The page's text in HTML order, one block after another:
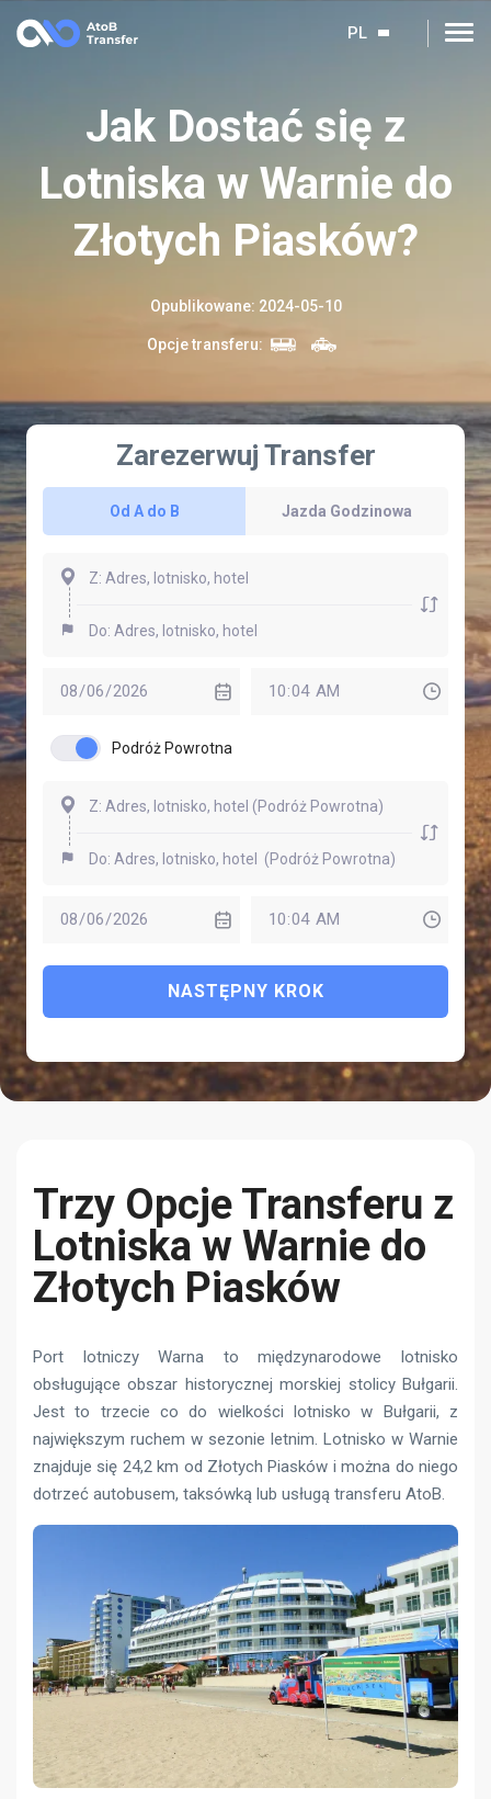
PL
Jak Dostać się z
Lotniska w Warnie do
Złotych Piasków?
Opublikowane: 2024-05-10
Opcje transferu:
Zarezerwuj Transfer
Od A do B Jazda Godzinowa
Podróż Powrotna
NASTĘPNY KROK
Trzy Opcje Transferu z
Lotniska w Warnie do
Złotych Piasków
Port lotniczy Warna to międzynarodowe lotnisko
obsługujące obszar historycznej morskiej stolicy Bułgarii.
Jest to trzecie co do wielkości lotnisko w Bułgarii, z
największym ruchem w sezonie letnim. Lotnisko w Warnie
znajduje się 24,2 km od Złotych Piasków i można do niego
dotrzeć autobusem, taksówką lub usługą transferu AtoB.